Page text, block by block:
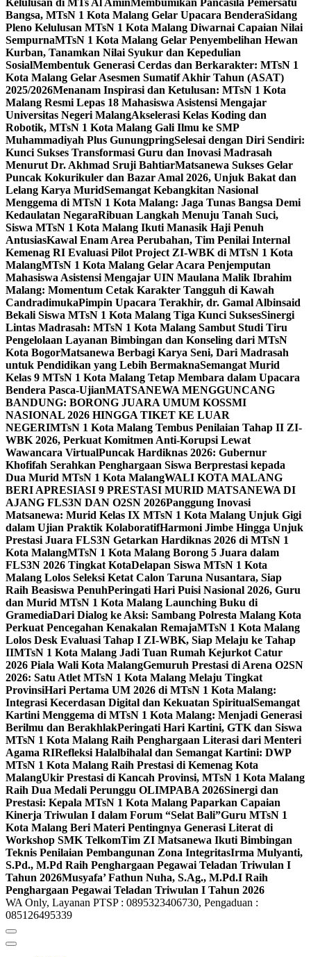
Kelulusan di MTs Al Amin Membumikan Pancasila Pemersatu
Bangsa, MTsN 1 Kota Malang Gelar Upacara BenderaSidang
Pleno Kelulusan MTsN 1 Kota Malang Diwarnai Capaian Nilai
SempurnaMTsN 1 Kota Malang Gelar Penyembelihan Hewan
Kurban, Tanamkan Nilai Syukur dan Kepedulian
SosialMembentuk Generasi Cerdas dan Berkarakter: MTsN 1
Kota Malang Gelar Asesmen Sumatif Akhir Tahun (ASAT)
2025/2026Menanam Inspirasi dan Ketulusan: MTsN 1 Kota
Malang Resmi Lepas 18 Mahasiswa Asistensi Mengajar
Universitas Negeri MalangAkselerasi Kelas Koding dan
Robotik, MTsN 1 Kota Malang Gali Ilmu ke SMP
Muhammadiyah Plus GunungpringSelesai dengan Diri Sendiri:
Kunci Sukses Transformasi Guru dan Inovasi Madrasah
Menurut Dr. Akhmad Sruji BahtiarMatsanewa Sukses Gelar
Puncak Kokurikuler dan Bazar Amal 2026, Unjuk Bakat dan
Lelang Karya MuridSemangat Kebangkitan Nasional
Menggema di MTsN 1 Kota Malang: Jaga Tunas Bangsa Demi
Kedaulatan NegaraRibuan Langkah Menuju Tanah Suci,
Siswa MTsN 1 Kota Malang Ikuti Manasik Haji Penuh
AntusiasKawal Enam Area Perubahan, Tim Penilai Internal
Kemenag RI Evaluasi Pilot Project ZI-WBK di MTsN 1 Kota
MalangMTsN 1 Kota Malang Gelar Acara Penjemputan
Mahasiswa Asistensi Mengajar UIN Maulana Malik Ibrahim
Malang: Momentum Cetak Karakter Tangguh di Kawah
CandradimukaPimpin Upacara Terakhir, dr. Gamal Albinsaid
Bekali Siswa MTsN 1 Kota Malang Tiga Kunci SuksesSinergi
Lintas Madrasah: MTsN 1 Kota Malang Sambut Studi Tiru
Pengelolaan Layanan Bimbingan dan Konseling dari MTsN
Kota BogorMatsanewa Berbagi Karya Seni, Dari Madrasah
untuk Pendidikan yang Lebih BermaknaSemangat Murid
Kelas 9 MTsN 1 Kota Malang Tetap Membara dalam Upacara
Bendera Pasca-UjianMATSANEWA MENGGUNCANG
BANDUNG: BORONG JUARA UMUM KOSSMI
NASIONAL 2026 HINGGA TIKET KE LUAR
NEGERIMTsN 1 Kota Malang Tembus Penilaian Tahap II ZI-
WBK 2026, Perkuat Komitmen Anti-Korupsi Lewat
Wawancara VirtualPuncak Hardiknas 2026: Gubernur
Khofifah Serahkan Penghargaan Siswa Berprestasi kepada
Dua Murid MTsN 1 Kota MalangWALI KOTA MALANG
BERI APRESIASI 9 PRESTASI MURID MATSANEWA DI
AJANG FLS3N DAN O2SN 2026Panggung Inovasi
Matsanewa: Murid Kelas IX MTsN 1 Kota Malang Unjuk Gigi
dalam Ujian Praktik KolaboratifHarmoni Jimbe Hingga Unjuk
Prestasi Juara FLS3N Getarkan Hardiknas 2026 di MTsN 1
Kota MalangMTsN 1 Kota Malang Borong 5 Juara dalam
FLS3N 2026 Tingkat KotaDelapan Siswa MTsN 1 Kota
Malang Lolos Seleksi Ketat Calon Taruna Nusantara, Siap
Raih Beasiswa PenuhPeringati Hari Puisi Nasional 2026, Guru
dan Murid MTsN 1 Kota Malang Launching Buku di
GramediaDari Dialog ke Aksi: Sambang Polresta Malang Kota
Perkuat Pencegahan Kenakalan RemajaMTsN 1 Kota Malang
Lolos Desk Evaluasi Tahap I ZI-WBK, Siap Melaju ke Tahap
IIMTsN 1 Kota Malang Jadi Tuan Rumah Kejurkot Catur
2026 Piala Wali Kota MalangGemuruh Prestasi di Arena O2SN
2026: Satu Atlet MTsN 1 Kota Malang Melaju Tingkat
ProvinsiHari Pertama UM 2026 di MTsN 1 Kota Malang:
Integrasi Kecerdasan Digital dan Kekuatan SpiritualSemangat
Kartini Menggema di MTsN 1 Kota Malang: Menjadi Generasi
Berilmu dan BerakhlakPeringati Hari Kartini, GTK dan Siswa
MTsN 1 Kota Malang Raih Penghargaan Literasi dari Menteri
Agama RIRefleksi Halalbihalal dan Semangat Kartini: DWP
MTsN 1 Kota Malang Raih Prestasi di Kemenag Kota
MalangUkir Prestasi di Kancah Provinsi, MTsN 1 Kota Malang
Raih Dua Medali Perunggu OLIMPABA 2026Sinergi dan
Prestasi: Kepala MTsN 1 Kota Malang Paparkan Capaian
Kinerja Triwulan I dalam Forum “Selat Bali”Guru MTsN 1
Kota Malang Beri Materi Pentingnya Generasi Literat di
Workshop SMK TelkomTim ZI Matsanewa Ikuti Bimbingan
Teknis Penilaian Pembangunan Zona IntegritasIrma Mulyanti,
S.Pd., M.Pd Raih Penghargaan Pegawai Teladan Triwulan I
Tahun 2026Musyafa’ Fathun Nuha, S.Ag., M.Pd.I Raih
Penghargaan Pegawai Teladan Triwulan I Tahun 2026
WA Only, Layanan PTSP : 0895323406730, Pengaduan :
085126495339